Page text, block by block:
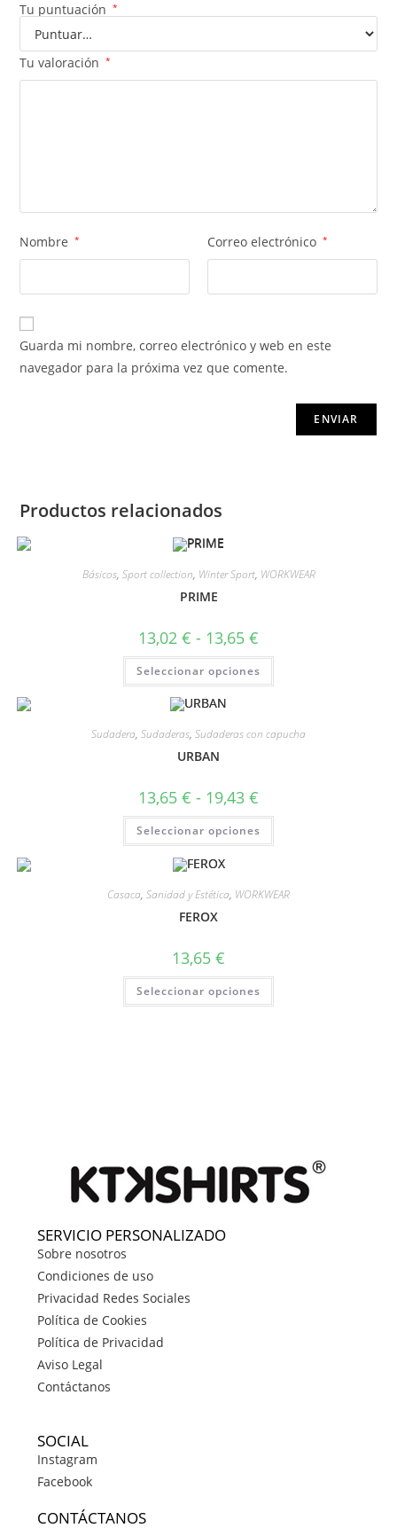
Tu puntuación *
Tu valoración *
Nombre * Correo electrónico *
Guarda mi nombre, correo electrónico y web en este
navegador para la próxima vez que comente.
Productos relacionados
Básicos, Sport collection, Winter Sport, WORKWEAR
PRIME
13,02 € - 13,65 €
Seleccionar opciones
Sudadera, Sudaderas, Sudaderas con capucha
URBAN
13,65 € - 19,43 €
Seleccionar opciones
Casaca, Sanidad y Estética, WORKWEAR
FEROX
13,65 €
Seleccionar opciones
SERVICIO PERSONALIZADO
Sobre nosotros
Condiciones de uso
Privacidad Redes Sociales
Política de Cookies
Política de Privacidad
Aviso Legal
Contáctanos
SOCIAL
Instagram
Facebook
CONTÁCTANOS